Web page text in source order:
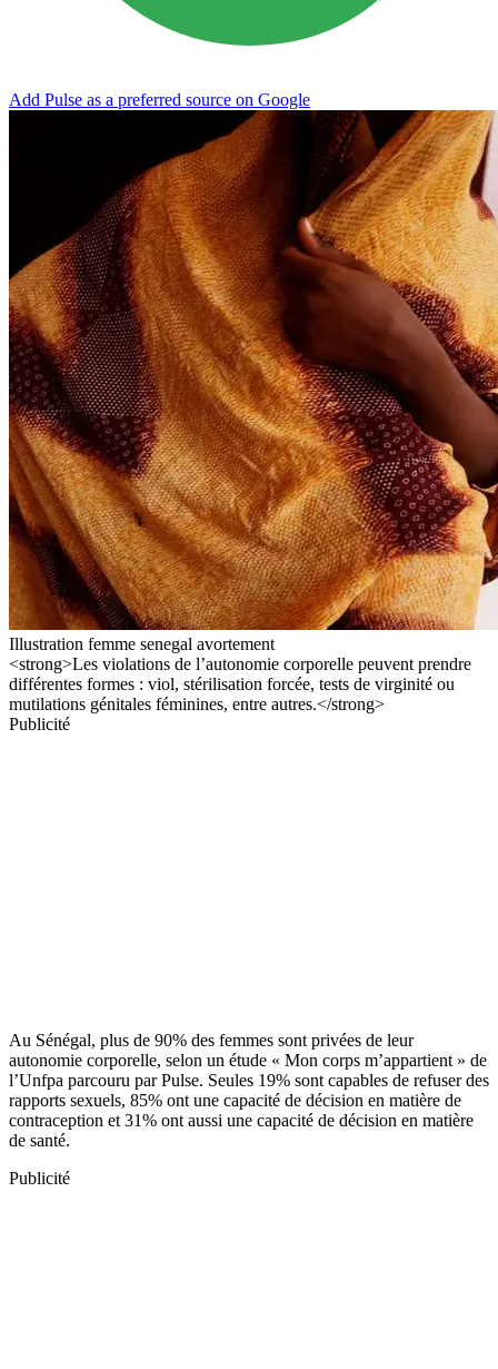
Add Pulse as a preferred source on Google
Illustration femme senegal avortement
<strong>Les violations de l’autonomie corporelle peuvent prendre
différentes formes : viol, stérilisation forcée, tests de virginité ou
mutilations génitales féminines, entre autres.</strong>
Publicité
Au Sénégal, plus de 90% des femmes sont privées de leur
autonomie corporelle, selon un étude « Mon corps m’appartient » de
l’Unfpa parcouru par Pulse. Seules 19% sont capables de refuser des
rapports sexuels, 85% ont une capacité de décision en matière de
contraception et 31% ont aussi une capacité de décision en matière
de santé.
Publicité